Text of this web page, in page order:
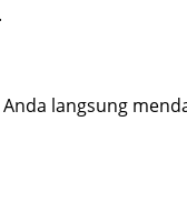
langsung